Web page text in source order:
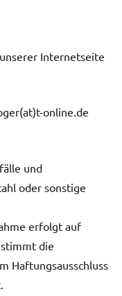
Internetseite
online.de
und
oder sonstige
erfolgt auf
die
Haftungsausschluss